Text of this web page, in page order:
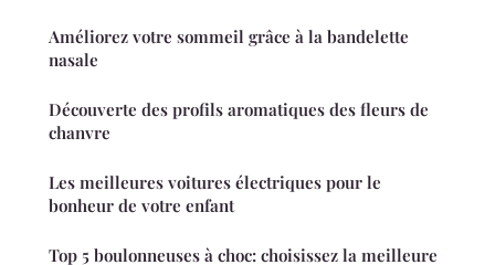
Améliorez votre sommeil grâce à la bandelette
nasale
Découverte des profils aromatiques des fleurs de
chanvre
Les meilleures voitures électriques pour le
bonheur de votre enfant
Top 5 boulonneuses à choc: choisissez la meilleure